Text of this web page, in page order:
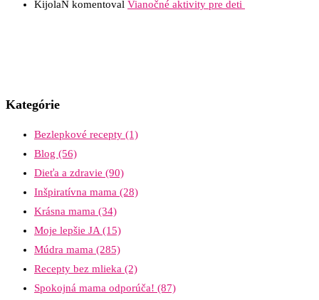
KijolaN komentoval Vianočné aktivity pre deti
Kategórie
Bezlepkové recepty (1)
Blog (56)
Dieťa a zdravie (90)
Inšpiratívna mama (28)
Krásna mama (34)
Moje lepšie JA (15)
Múdra mama (285)
Recepty bez mlieka (2)
Spokojná mama odporúča! (87)